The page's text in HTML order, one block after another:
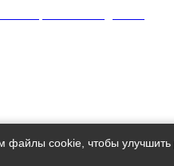
файлы cookie, чтобы улучшить